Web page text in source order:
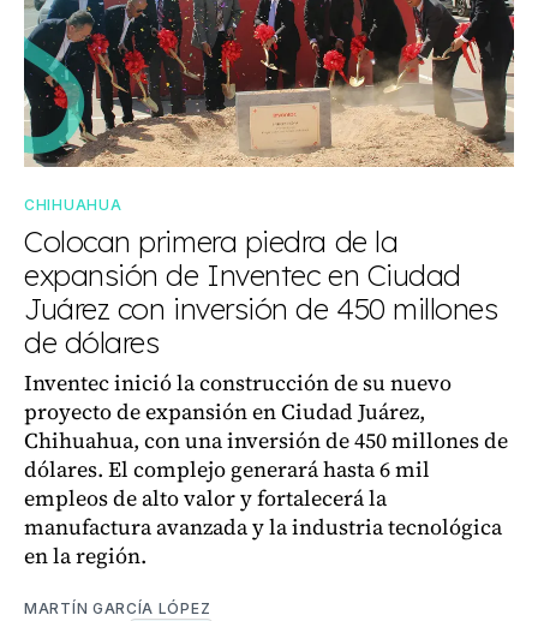
CHIHUAHUA
Colocan primera piedra de la
expansión de Inventec en Ciudad
Juárez con inversión de 450 millones
de dólares
Inventec inició la construcción de su nuevo
proyecto de expansión en Ciudad Juárez,
Chihuahua, con una inversión de 450 millones de
dólares. El complejo generará hasta 6 mil
empleos de alto valor y fortalecerá la
manufactura avanzada y la industria tecnológica
en la región.
MARTÍN GARCÍA LÓPEZ